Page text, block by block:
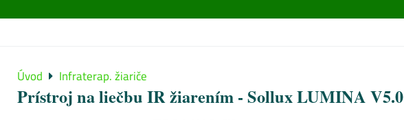
Úvod Infraterap. žiariče
Prístroj na liečbu IR žiarením - Sollux LUMINA V5.0